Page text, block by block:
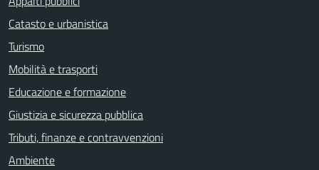
Catasto e urbanistica
Turismo
Mobilità e trasporti
Educazione e formazione
Giustizia e sicurezza pubblica
Tributi, finanze e contravvenzioni
Ambiente